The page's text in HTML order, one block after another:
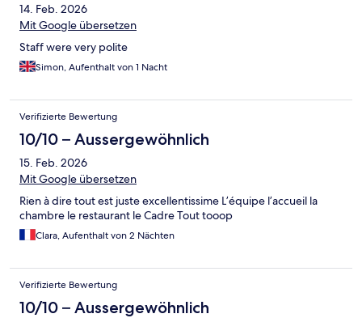
14. Feb. 2026
Mit Google übersetzen
Staff were very polite
Simon, Aufenthalt von 1 Nacht
Verifizierte Bewertung
10/10 – Aussergewöhnlich
15. Feb. 2026
Mit Google übersetzen
Rien à dire tout est juste excellentissime L’équipe l’accueil la
chambre le restaurant le Cadre Tout tooop
Clara, Aufenthalt von 2 Nächten
Verifizierte Bewertung
10/10 – Aussergewöhnlich